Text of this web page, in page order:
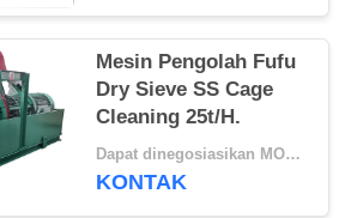
Mesin Pengolah Fufu
Dry Sieve SS Cage
Cleaning 25t/H.
Dapat dinegosiasikan MOQ:1 set
KONTAK